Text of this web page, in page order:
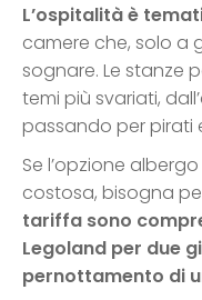
L’ospitalità è
camere che, solo a
sognare. Le stanze
temi più svariati,
passando per pirati
Se l’opzione
costosa, bisogna
tariffa sono
Legoland per due
pernottamento di